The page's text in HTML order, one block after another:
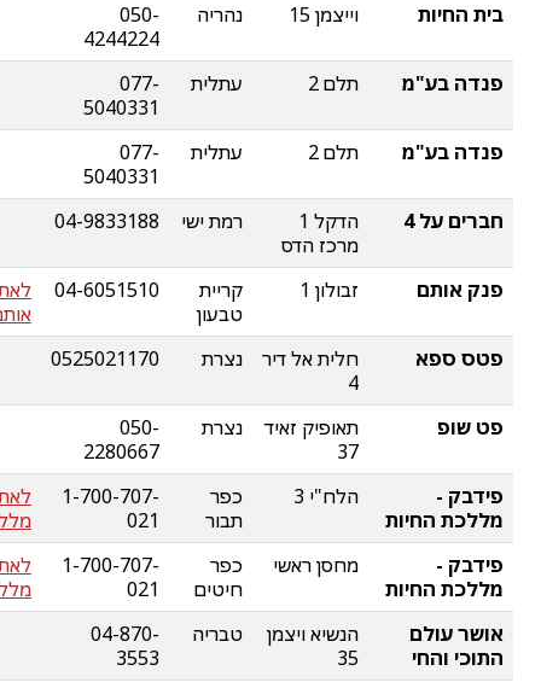
בית החיות
וייצמן 15 נהריה
050-
4244224
פנדה בע"מ
תלם 2 עתלית
077-
5040331
פנדה בע"מ
תלם 2 עתלית
077-
5040331
חברים על 4
הדקל 1
מרכז הדס
רמת ישי 04-9833188
פנק אותם זבולון 1
קריית
טבעון
04-6051510
פטס ספא
חלית אל דיר
4
נצרת 0525021170
פט שופ
תאופיק זאיד
37
נצרת
050-
2280667
פידבק -
מללכת החיות
הלח"י 3
כפר
תבור
1-700-707-
021
פידבק -
מללכת החיות
מחסן ראשי
כפר
חיטים
1-700-707-
021
אושר עולם
התוכי והחי
הנשיא ויצמן
35
טבריה
04-870-
3553